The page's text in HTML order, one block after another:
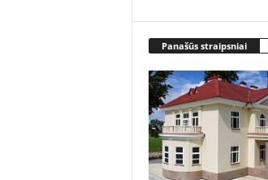
Panašūs straipsniai